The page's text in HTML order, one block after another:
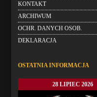
KONTAKT
ARCHIWUM
OCHR. DANYCH OSOB.
DEKLARACJA
OSTATNIA INFORMACJA
28 LIPIEC 2026